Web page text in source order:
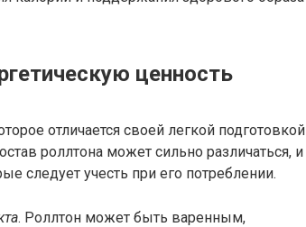
ценность
отличается своей легкой подготовкой
роллтона может сильно различаться, и
следует учесть при его потреблении.
. Роллтон может быть варенным,